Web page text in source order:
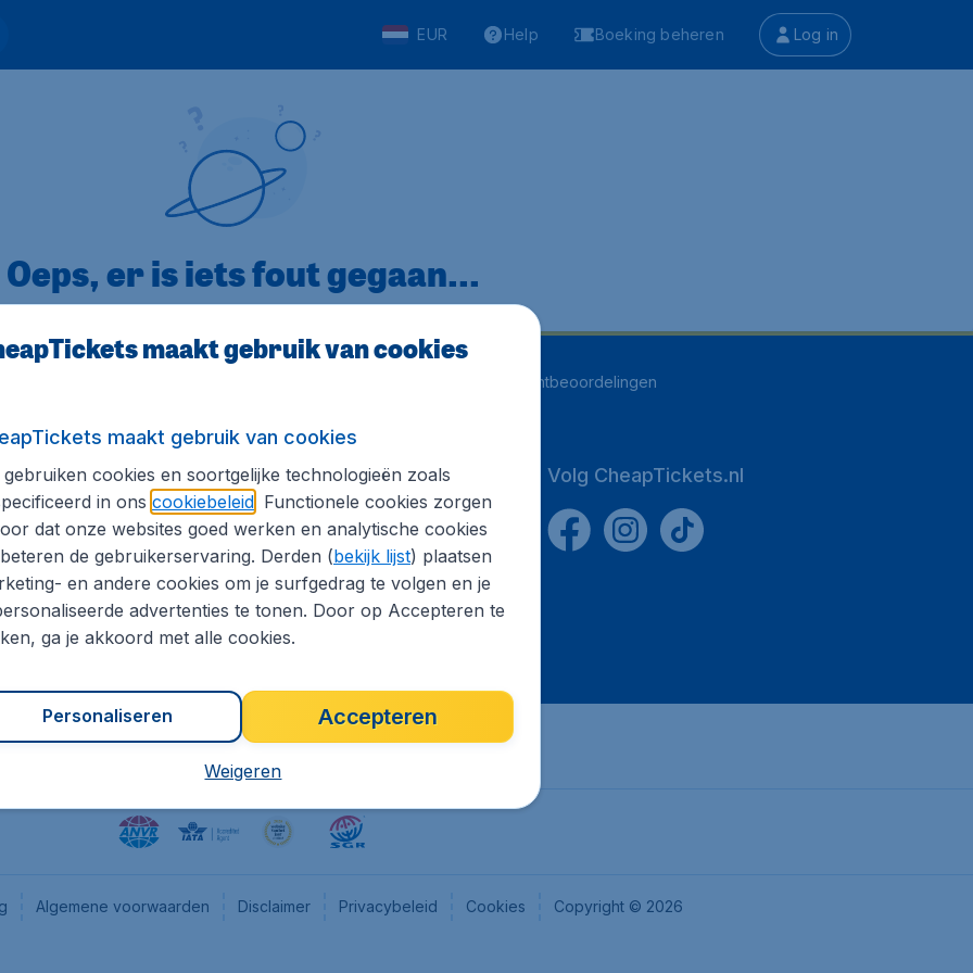
EUR Help Boeking beheren Log in
Oeps, er is iets fout gegaan...
klantbeoordelingen
informatie
pers
Internationale sites
CheapTickets.be
Flugladen.de
CheapTickets.ch
CheapTickets.sg
Volg CheapTickets.nl
Algemene voorwaarden Disclaimer Privacybeleid Cookies Copyright © 2026
maakt gebruik van cookies
maakt gebruik van cookies
gebruiken cookies en soortgelijke technologieën zoals
in ons cookiebeleid. Functionele cookies zorgen
dat onze websites goed werken en analytische cookies
de gebruikerservaring. Derden (bekijk lijst) plaatsen
en andere cookies om je surfgedrag te volgen en je
advertenties te tonen. Door op Accepteren te
ga je akkoord met alle cookies.
Accepteren
Personaliseren
Weigeren